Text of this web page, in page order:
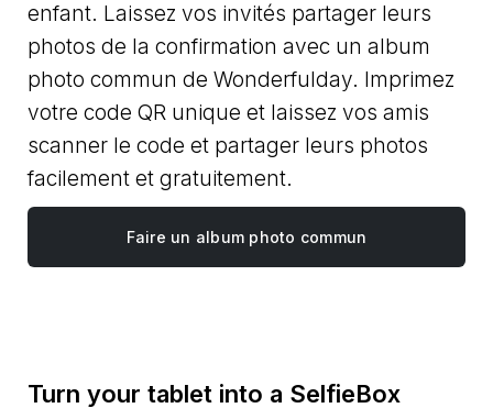
enfant. Laissez vos invités partager leurs
photos de la confirmation avec un album
photo commun de Wonderfulday. Imprimez
votre code QR unique et laissez vos amis
scanner le code et partager leurs photos
facilement et gratuitement.
Faire un album photo commun
Turn your tablet into a SelfieBox